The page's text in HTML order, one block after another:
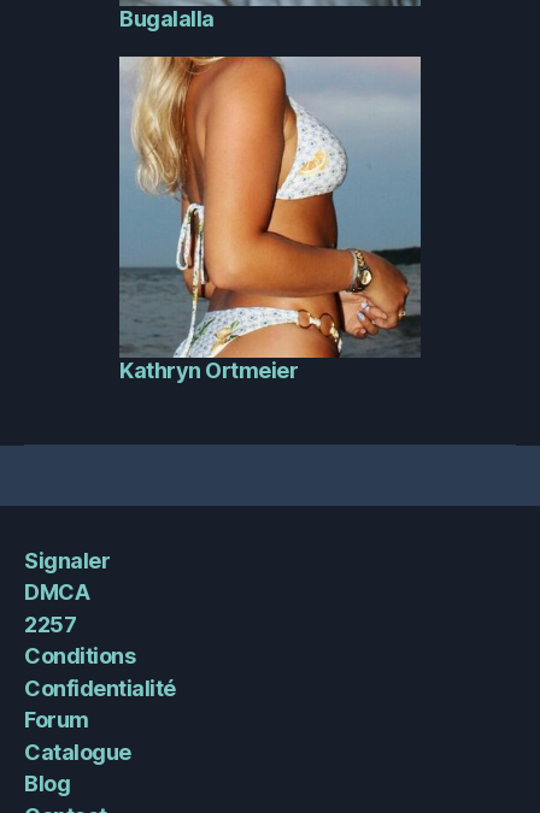
Bugalalla
Kathryn Ortmeier
Signaler
DMCA
2257
Conditions
Confidentialité
Forum
Catalogue
Blog